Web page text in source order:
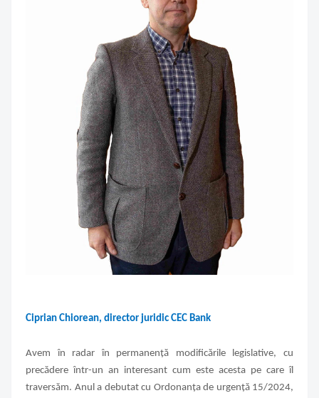
Ciprian Chiorean, director juridic CEC Bank
Avem în radar în permanență modificările legislative, cu
precădere într-un an interesant cum este acesta pe care îl
traversăm. Anul a debutat cu Ordonanța de urgență 15/2024,